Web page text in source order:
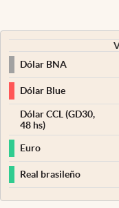
Dólar BNA
Dólar Blue
Dólar CCL (GD30,
48 hs)
Euro
Real brasileño